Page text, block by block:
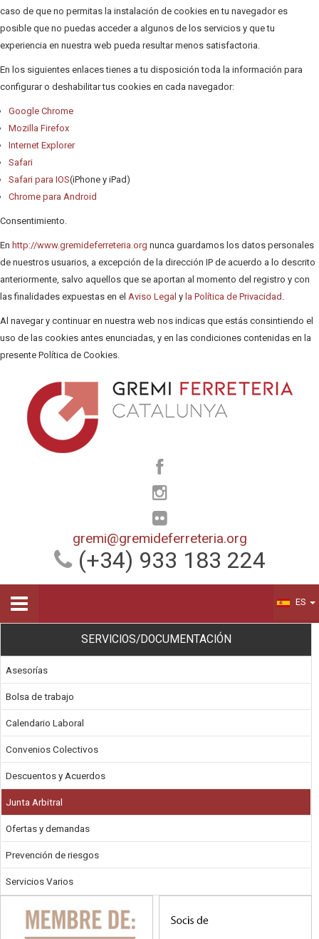
caso de que no permitas la instalación de cookies en tu navegador es
posible que no puedas acceder a algunos de los servicios y que tu
experiencia en nuestra web pueda resultar menos satisfactoria.
En los siguientes enlaces tienes a tu disposición toda la información para
configurar o deshabilitar tus cookies en cada navegador:
Google Chrome
Mozilla Firefox
Internet Explorer
Safari
Safari para IOS(iPhone y iPad)
Chrome para Android
Consentimiento.
En http://www.gremideferreteria.org nunca guardamos los datos personales
de nuestros usuarios, a excepción de la dirección IP de acuerdo a lo descrito
anteriormente, salvo aquellos que se aportan al momento del registro y con
las finalidades expuestas en el Aviso Legal y la Política de Privacidad .
Al navegar y continuar en nuestra web nos indicas que estás consintiendo el
uso de las cookies antes enunciadas, y en las condiciones contenidas en la
presente Política de Cookies.
gremi@gremideferreteria.org
(+34) 933 183 224
ES
SERVICIOS/DOCUMENTACIÓN
Asesorías
Bolsa de trabajo
Calendario Laboral
Convenios Colectivos
Descuentos y Acuerdos
Junta Arbitral
Ofertas y demandas
Prevención de riesgos
Servicios Varios